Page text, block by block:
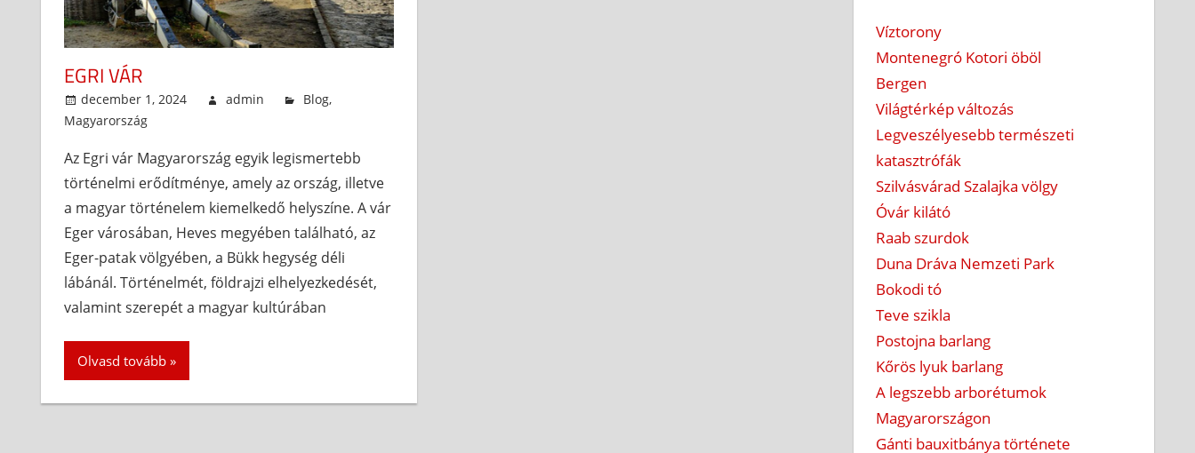
EGRI VÁR
december 1, 2024 admin Blog,
Magyarország
Az Egri vár Magyarország egyik legismertebb
történelmi erődítménye, amely az ország, illetve
a magyar történelem kiemelkedő helyszíne. A vár
Eger városában, Heves megyében található, az
Eger-patak völgyében, a Bükk hegység déli
lábánál. Történelmét, földrajzi elhelyezkedését,
valamint szerepét a magyar kultúrában
Olvasd tovább
Víztorony
Montenegró Kotori öböl
Bergen
Világtérkép változás
Legveszélyesebb természeti
katasztrófák
Szilvásvárad Szalajka völgy
Óvár kilátó
Raab szurdok
Duna Dráva Nemzeti Park
Bokodi tó
Teve szikla
Postojna barlang
Kőrös lyuk barlang
A legszebb arborétumok
Magyarországon
Gánti bauxitbánya története